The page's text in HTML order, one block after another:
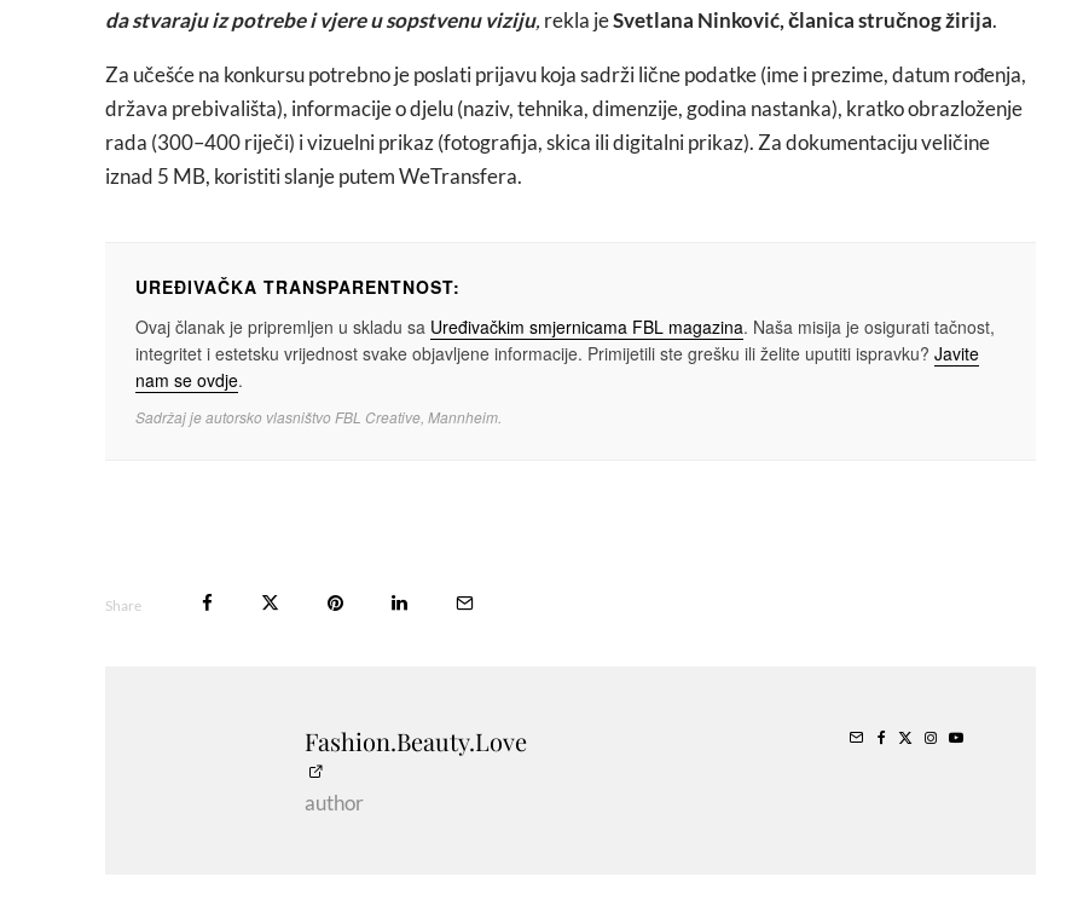
da stvaraju iz potrebe i vjere u sopstvenu viziju, rekla jeSvetlana Ninković, članica stručnog žirija.
Za učešće na konkursu potrebno je poslati prijavu koja sadrži lične podatke (ime i prezime, datum rođenja,
država prebivališta), informacije o djelu (naziv, tehnika, dimenzije, godina nastanka), kratko obrazloženje
rada (300–400 riječi) i vizuelni prikaz (fotografija, skica ili digitalni prikaz). Za dokumentaciju veličine
iznad 5 MB, koristiti slanje putem WeTransfera.
UREĐIVAČKA TRANSPARENTNOST:
Ovaj članak je pripremljen u skladu sa Uređivačkim smjernicama FBL magazina. Naša misija je osigurati tačnost,
integritet i estetsku vrijednost svake objavljene informacije. Primijetili ste grešku ili želite uputiti ispravku? Javite
nam se ovdje.
Sadržaj je autorsko vlasništvo FBL Creative, Mannheim.
Share
Fashion.Beauty.Love
author